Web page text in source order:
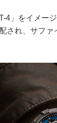
4」をイメー
され、サフ